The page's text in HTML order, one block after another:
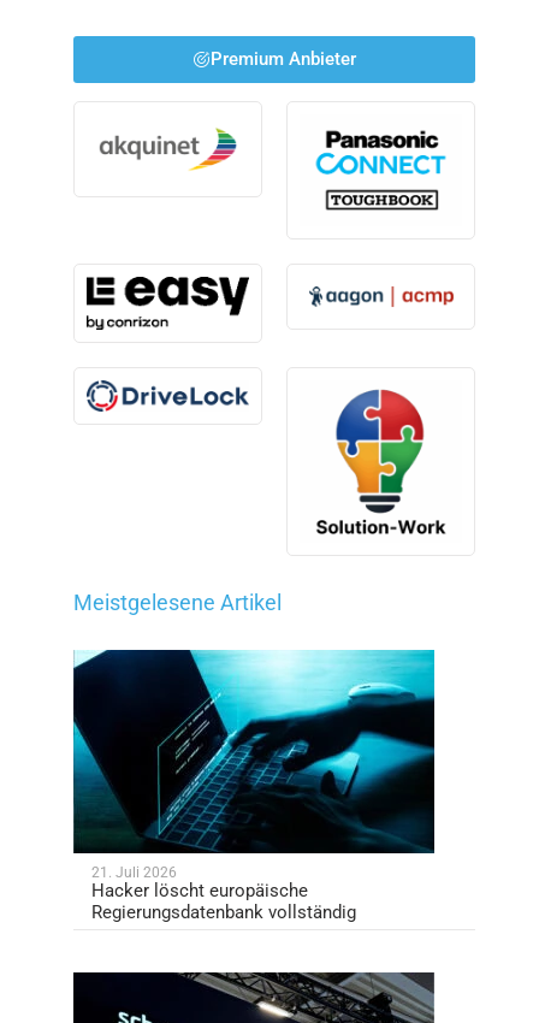
Premium Anbieter
Meistgelesene Artikel
21. Juli 2026
Hacker löscht europäische
Regierungsdatenbank vollständig